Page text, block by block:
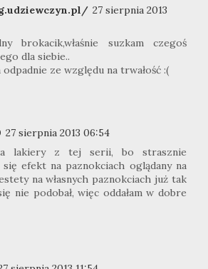
27 sierpnia 2013
brokacik,właśnie suzkam czegoś
dla siebie..
ze względu na trwałość :(
27 sierpnia 2013 06:54
lakiery z tej serii, bo strasznie
się efekt na paznokciach oglądany na
na własnych paznokciach już tak
nie podobał, więc oddałam w dobre